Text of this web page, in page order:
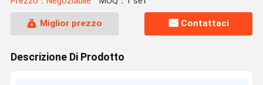
Miglior prezzo Contattaci
Descrizione Di Prodotto